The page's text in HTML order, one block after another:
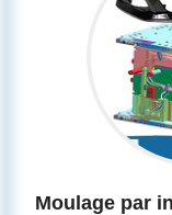
Moulage par